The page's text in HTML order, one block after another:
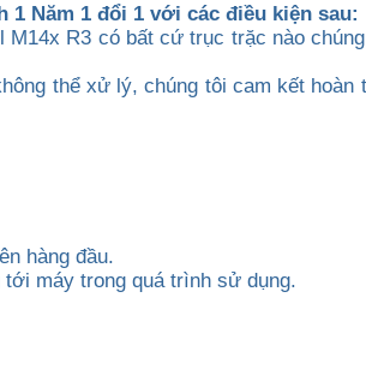
1 Năm 1 đổi 1 với các điều kiện sau:
M14x R3 có bất cứ trục trặc nào
thể xử lý, chúng tôi cam kết hoàn
hàng đầu.
máy trong quá trình sử dụng.